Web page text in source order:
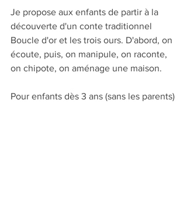
Je propose aux enfants de partir à la
découverte d'un conte traditionnel
Boucle d'or et les trois ours. D'abord, on
écoute, puis, on manipule, on raconte,
on chipote, on aménage une maison.
Pour enfants dès 3 ans (sans les parents)